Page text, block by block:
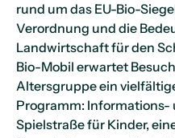
rund um das EU-Bio-
Verordnung und die
Landwirtschaft für den
Bio-Mobil erwartet
Altersgruppe ein
Programm: Informations-
Spielstraße für Kinder,